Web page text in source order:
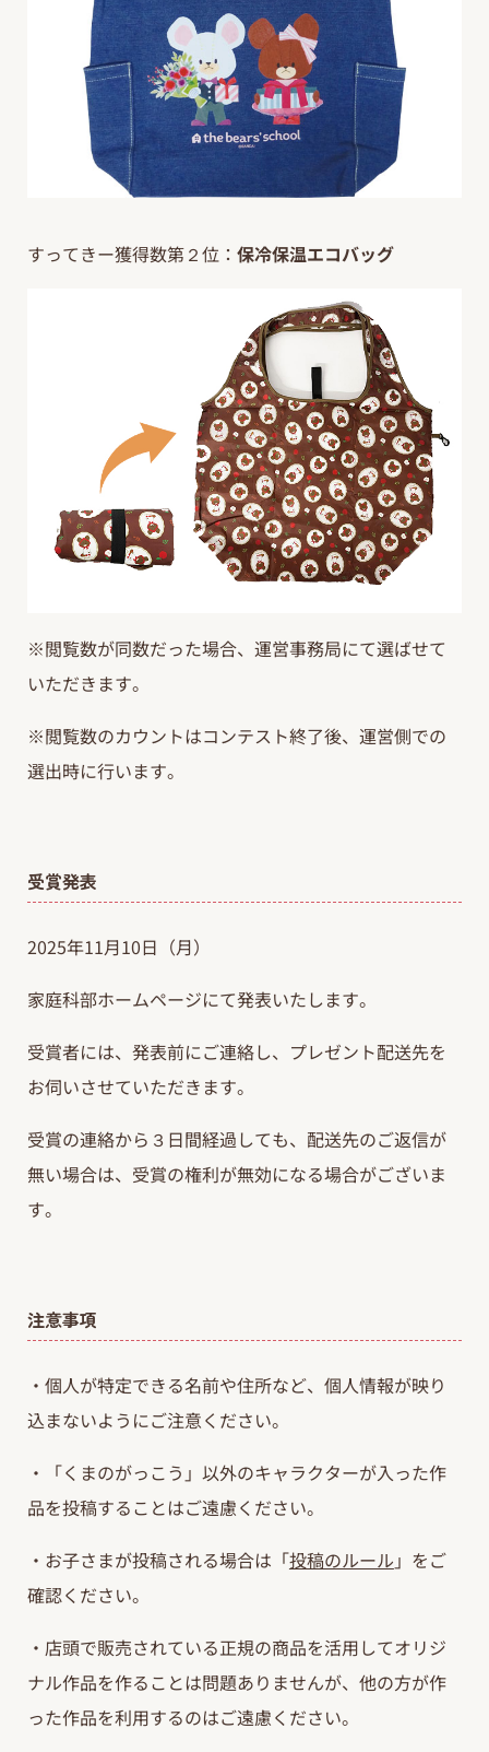
すってきー獲得数第２位： 保冷保温エコバッグ
※閲覧数が同数だった場合、運営事務局にて選ばせて
いただきます。
※閲覧数のカウントはコンテスト終了後、運営側での
選出時に行います。
受賞発表
2025年11月10日（月）
家庭科部ホームページにて発表いたします。
受賞者には、発表前にご連絡し、プレゼント配送先を
お伺いさせていただきます。
受賞の連絡から３日間経過しても、配送先のご返信が
無い場合は、受賞の権利が無効になる場合がございま
す。
注意事項
・個人が特定できる名前や住所など、個人情報が映り
込まないようにご注意ください。
・「くまのがっこう」以外のキャラクターが入った作
品を投稿することはご遠慮ください。
・お子さまが投稿される場合は「投稿のルール 」をご
確認ください。
・店頭で販売されている正規の商品を活用してオリジ
ナル作品を作ることは問題ありませんが、他の方が作
った作品を利用するのはご遠慮ください。